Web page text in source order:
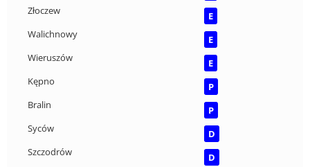
Złoczew
E
Walichnowy
E
Wieruszów
E
Kępno
P
Bralin
P
Syców
D
Szczodrów
D